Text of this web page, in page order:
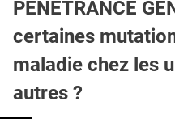
PÉNÉTRANCE
certaines
maladie chez les
autres ?